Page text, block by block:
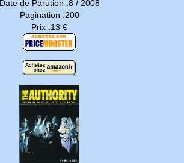
Date de Parution :8 / 2008
Pagination :200
Prix :13 €